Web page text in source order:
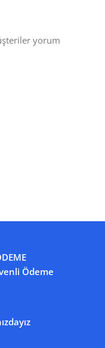
yorum
Ödeme